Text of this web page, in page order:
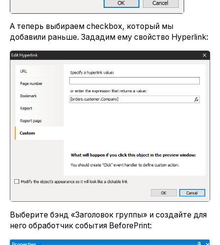
А теперь выбираем checkbox, который мы
добавили раньше. Зададим ему свойство Hyperlink:
Выберите бэнд «Заголовок группы» и создайте для
него обработчик события BeforePrint: